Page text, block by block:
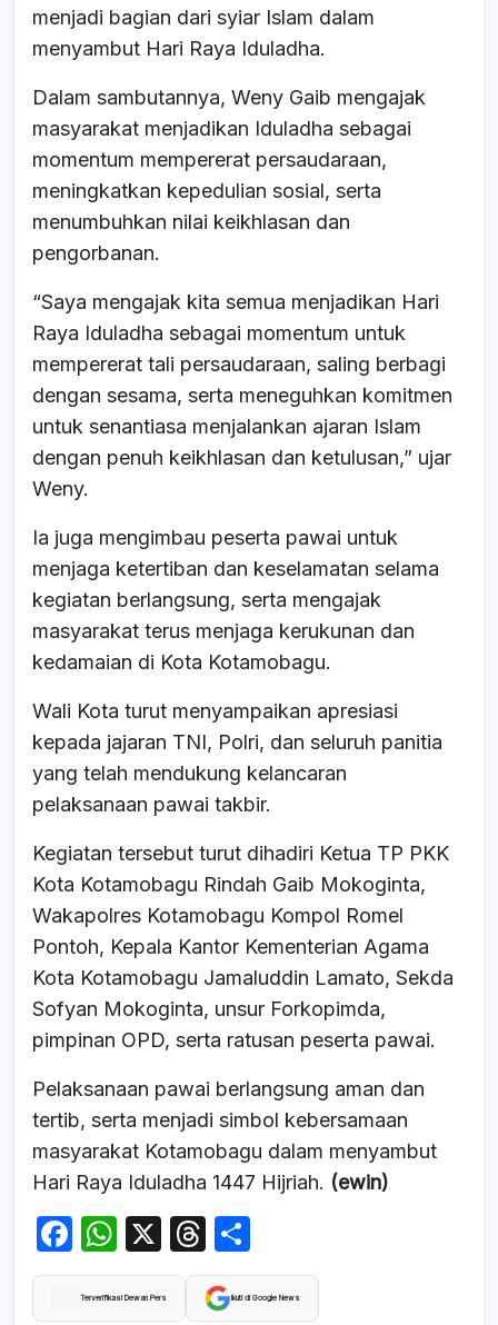
menjadi bagian dari syiar Islam dalam
menyambut Hari Raya Iduladha.
Dalam sambutannya, Weny Gaib mengajak
masyarakat menjadikan Iduladha sebagai
momentum mempererat persaudaraan,
meningkatkan kepedulian sosial, serta
menumbuhkan nilai keikhlasan dan
pengorbanan.
“Saya mengajak kita semua menjadikan Hari
Raya Iduladha sebagai momentum untuk
mempererat tali persaudaraan, saling berbagi
dengan sesama, serta meneguhkan komitmen
untuk senantiasa menjalankan ajaran Islam
dengan penuh keikhlasan dan ketulusan,” ujar
Weny.
Ia juga mengimbau peserta pawai untuk
menjaga ketertiban dan keselamatan selama
kegiatan berlangsung, serta mengajak
masyarakat terus menjaga kerukunan dan
kedamaian di Kota Kotamobagu.
Wali Kota turut menyampaikan apresiasi
kepada jajaran TNI, Polri, dan seluruh panitia
yang telah mendukung kelancaran
pelaksanaan pawai takbir.
Kegiatan tersebut turut dihadiri Ketua TP PKK
Kota Kotamobagu Rindah Gaib Mokoginta,
Wakapolres Kotamobagu Kompol Romel
Pontoh, Kepala Kantor Kementerian Agama
Kota Kotamobagu Jamaluddin Lamato, Sekda
Sofyan Mokoginta, unsur Forkopimda,
pimpinan OPD, serta ratusan peserta pawai.
Pelaksanaan pawai berlangsung aman dan
tertib, serta menjadi simbol kebersamaan
masyarakat Kotamobagu dalam menyambut
Hari Raya Iduladha 1447 Hijriah. (ewin)
F
a
c
W
h
at
X
T
hr
e
h
ar
Terverifikasi Dewan Pers Ikuti di Google News